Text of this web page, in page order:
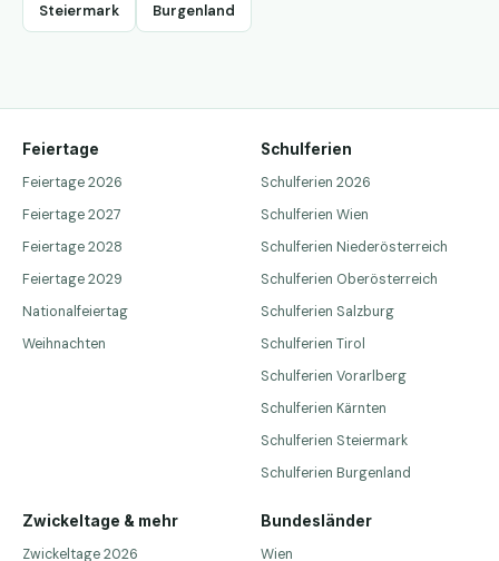
Steiermark Burgenland
Feiertage
Feiertage 2026
Feiertage 2027
Feiertage 2028
Feiertage 2029
Nationalfeiertag
Weihnachten
Schulferien
Schulferien 2026
Schulferien Wien
Schulferien Niederösterreich
Schulferien Oberösterreich
Schulferien Salzburg
Schulferien Tirol
Schulferien Vorarlberg
Schulferien Kärnten
Schulferien Steiermark
Schulferien Burgenland
Zwickeltage & mehr
Zwickeltage 2026
Bundesländer
Wien